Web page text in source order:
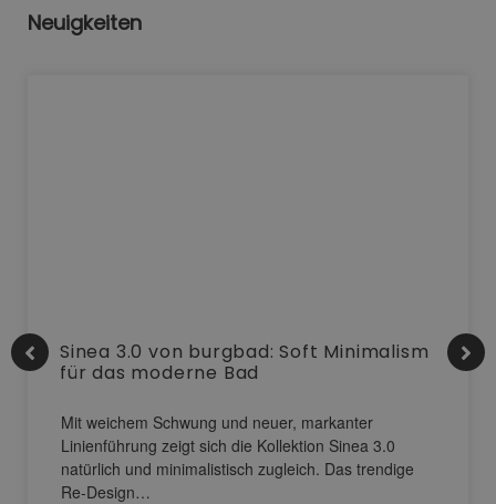
Neuigkeiten
Sinea 3.0 von burgbad: Soft Minimalism
für das moderne Bad
Mit weichem Schwung und neuer, markanter
Linienführung zeigt sich die Kollektion Sinea 3.0
natürlich und minimalistisch zugleich. Das trendige
Re-Design…